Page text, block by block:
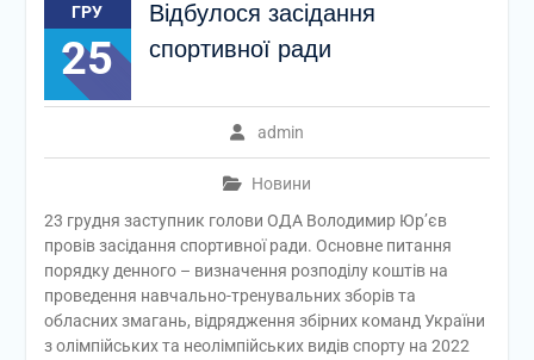
ГРУ
25
Відбулося засідання
спортивної ради
admin
Новини
23 грудня заступник голови ОДА Володимир Юр’єв
провів засідання спортивної ради. Основне питання
порядку денного – визначення розподілу коштів на
проведення навчально-тренувальних зборів та
обласних змагань, відрядження збірних команд України
з олімпійських та неолімпійських видів спорту на 2022